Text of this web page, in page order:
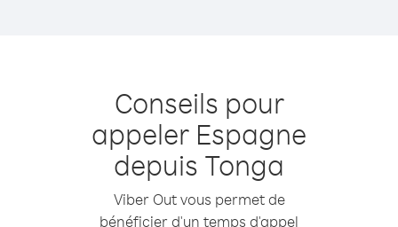
Conseils pour
appeler Espagne
depuis Tonga
Viber Out vous permet de
bénéficier d'un temps d'appel